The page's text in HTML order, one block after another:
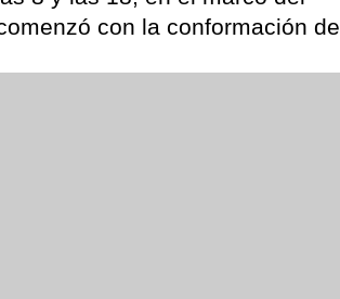
con la conformación de